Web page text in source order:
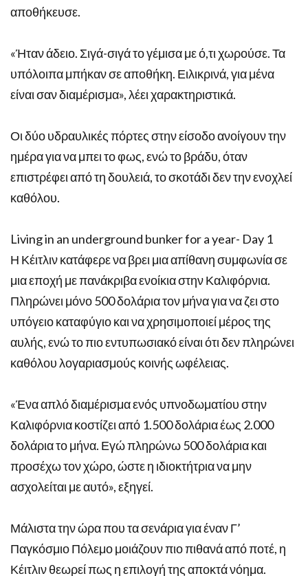
αποθήκευσε.
«Ήταν άδειο. Σιγά-σιγά το γέμισα με ό,τι χωρούσε. Τα
υπόλοιπα μπήκαν σε αποθήκη. Ειλικρινά, για μένα
είναι σαν διαμέρισμα», λέει χαρακτηριστικά.
Οι δύο υδραυλικές πόρτες στην είσοδο ανοίγουν την
ημέρα για να μπει το φως, ενώ το βράδυ, όταν
επιστρέφει από τη δουλειά, το σκοτάδι δεν την ενοχλεί
καθόλου.
Living in an underground bunker for a year- Day 1
Η Κέιτλιν κατάφερε να βρει μια απίθανη συμφωνία σε
μια εποχή με πανάκριβα ενοίκια στην Καλιφόρνια.
Πληρώνει μόνο 500 δολάρια τον μήνα για να ζει στο
υπόγειο καταφύγιο και να χρησιμοποιεί μέρος της
αυλής, ενώ το πιο εντυπωσιακό είναι ότι δεν πληρώνει
καθόλου λογαριασμούς κοινής ωφέλειας.
«Ένα απλό διαμέρισμα ενός υπνοδωματίου στην
Καλιφόρνια κοστίζει από 1.500 δολάρια έως 2.000
δολάρια το μήνα. Εγώ πληρώνω 500 δολάρια και
προσέχω τον χώρο, ώστε η ιδιοκτήτρια να μην
ασχολείται με αυτό», εξηγεί.
Μάλιστα την ώρα που τα σενάρια για έναν Γ’
Παγκόσμιο Πόλεμο μοιάζουν πιο πιθανά από ποτέ, η
Κέιτλιν θεωρεί πως η επιλογή της αποκτά νόημα.